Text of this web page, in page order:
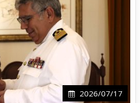
2026/07/17